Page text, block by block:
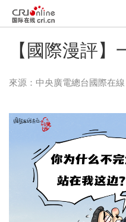
【國際漫評】
來源：中央廣電總台國際在線